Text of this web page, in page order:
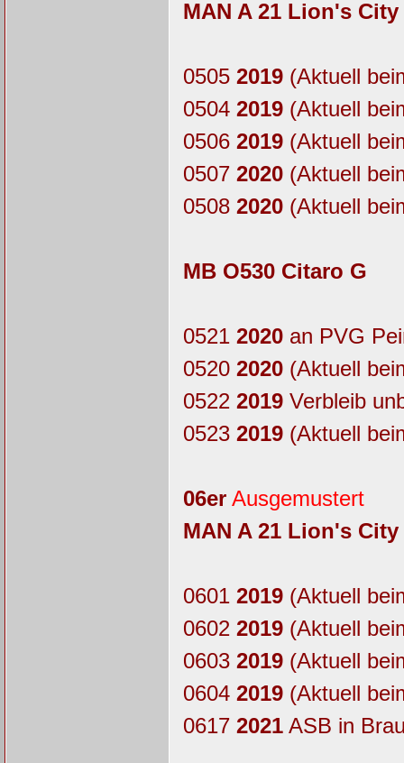
MAN A 21 Lion's City
0505 2019(Aktuell
0504 2019(Aktuell
0506 2019(Aktuell
0507 2020(Aktuell
0508 2020(Aktuell
MB O530 Citaro G
0521 2020an PVG
0520 2020(Aktuell
0522 2019Verbleib
0523 2019(Aktuell
06er Ausgemustert
MAN A 21 Lion's City
0601 2019(Aktuell
0602 2019(Aktuell
0603 2019(Aktuell
0604 2019(Aktuell
0617 2021ASB in